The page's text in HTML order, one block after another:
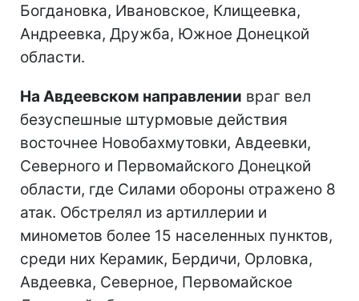
Богдановка, Ивановское, Клищеевка,
Андреевка, Дружба, Южное Донецкой
области.
На Авдеевском направлении враг вел
безуспешные штурмовые действия
восточнее Новобахмутовки, Авдеевки,
Северного и Первомайского Донецкой
области, где Силами обороны отражено 8
атак. Обстрелял из артиллерии и
минометов более 15 населенных пунктов,
среди них Керамик, Бердичи, Орловка,
Авдеевка, Северное, Первомайское